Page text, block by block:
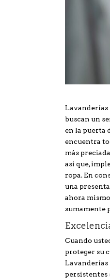
Lavanderías
buscan un
en la puerta
encuentra
más
así que,
ropa. En
una
ahora
sumamente
Cuando
proteger su
persistentes